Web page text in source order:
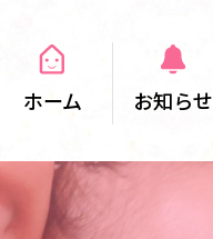
ホーム お知らせ